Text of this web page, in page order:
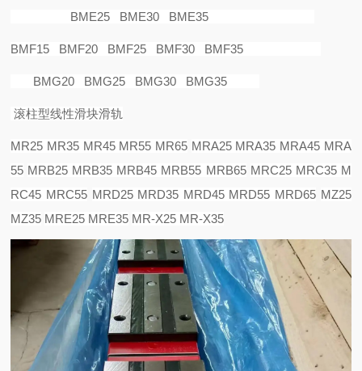
BME25 BME30 BME35
BMF15 BMF20 BMF25 BMF30 BMF35
BMG20 BMG25 BMG30 BMG35
滚柱型线性滑块滑轨
MR25 MR35 MR45 MR55 MR65 MRA25 MRA35 MRA45 MRA
55 MRB25 MRB35 MRB45 MRB55 MRB65 MRC25 MRC35 M
RC45 MRC55 MRD25 MRD35 MRD45 MRD55 MRD65 MZ25
MZ35 MRE25 MRE35 MR-X25 MR-X35